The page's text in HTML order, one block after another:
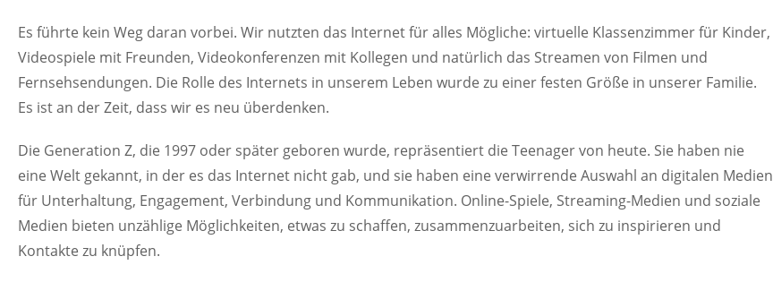
Es führte kein Weg daran vorbei. Wir nutzten das Internet für alles Mögliche: virtuelle Klassenzimmer für Kinder,
Videospiele mit Freunden, Videokonferenzen mit Kollegen und natürlich das Streamen von Filmen und
Fernsehsendungen. Die Rolle des Internets in unserem Leben wurde zu einer festen Größe in unserer Familie.
Es ist an der Zeit, dass wir es neu überdenken.
Die Generation Z, die 1997 oder später geboren wurde, repräsentiert die Teenager von heute. Sie haben nie
eine Welt gekannt, in der es das Internet nicht gab, und sie haben eine verwirrende Auswahl an digitalen Medien
für Unterhaltung, Engagement, Verbindung und Kommunikation. Online-Spiele, Streaming-Medien und soziale
Medien bieten unzählige Möglichkeiten, etwas zu schaffen, zusammenzuarbeiten, sich zu inspirieren und
Kontakte zu knüpfen.